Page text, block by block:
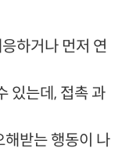
하거나 먼저 연
있는데, 접촉 과
받는 행동이 나